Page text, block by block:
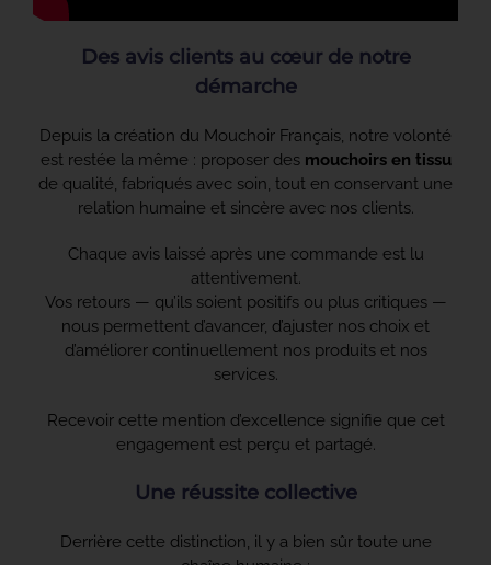
Des avis clients au cœur de notre
démarche
Depuis la création du Mouchoir Français, notre volonté
est restée la même : proposer des mouchoirs en tissu
de qualité, fabriqués avec soin, tout en conservant une
relation humaine et sincère avec nos clients.
Chaque avis laissé après une commande est lu
attentivement.
Vos retours — qu’ils soient positifs ou plus critiques —
nous permettent d’avancer, d’ajuster nos choix et
d’améliorer continuellement nos produits et nos
services.
Recevoir cette mention d’excellence signifie que cet
engagement est perçu et partagé.
Une réussite collective
Derrière cette distinction, il y a bien sûr toute une